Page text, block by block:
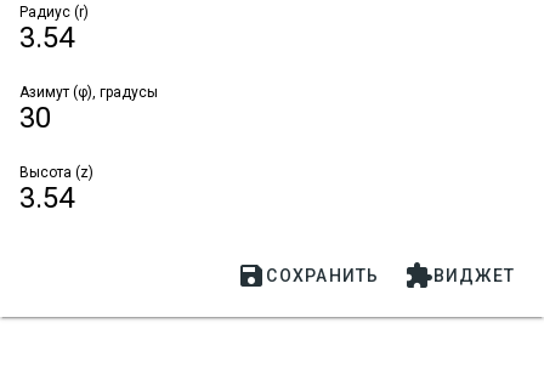
Радиус (r)
3.54
Азимут (φ), градусы
30
Высота (z)
3.54
 СОХРАНИТЬ ВИДЖЕТ